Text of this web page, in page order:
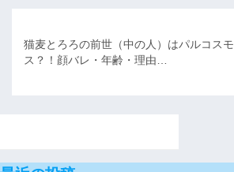
猫麦とろろの前世（中の人）はパルコスモ
ス？！顔バレ・年齢・理由…